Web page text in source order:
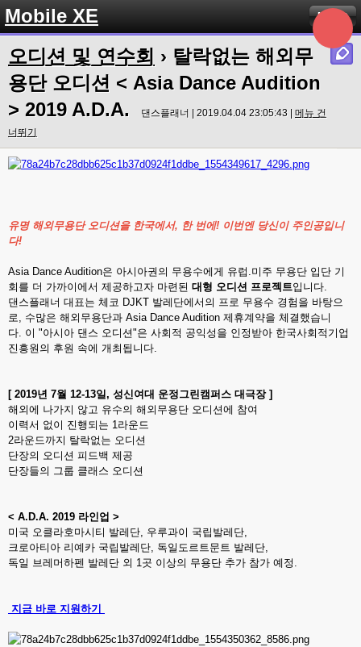
Mobile XE Menu
오디션 및 연수회 › 탈락없는 해외무
용단 오디션 < Asia Dance Audition
> 2019 A.D.A.
댄스플래너 | 2019.04.04 23:05:43 | 메뉴 건
너뛰기
유명 해외무용단 오디션을 한국에서, 한 번에! 이번엔 당신이 주인공입니
다!
Asia Dance Audition은 아시아권의 무용수에게 유럽.미주 무용단 입단 기
회를 더 가까이에서 제공하고자 마련된 대형 오디션 프로젝트입니다.
댄스플래너 대표는 체코 DJKT 발레단에서의 프로 무용수 경험을 바탕으
로, 수많은 해외무용단과 Asia Dance Audition 제휴계약을 체결했습니
다. 이 "아시아 댄스 오디션"은 사회적 공익성을 인정받아 한국사회적기업
진흥원의 후원 속에 개최됩니다.
[ 2019년 7월 12-13일, 성신여대 운정그린캠퍼스 대극장 ]
해외에 나가지 않고 유수의 해외무용단 오디션에 참여
이력서 없이 진행되는 1라운드
2라운드까지 탈락없는 오디션
단장의 오디션 피드백 제공
단장들의 그룹 클래스 오디션
< A.D.A. 2019 라인업 >
미국 오클라호마시티 발레단, 우루과이 국립발레단,
크로아티아 리예카 국립발레단, 독일도르트문트 발레단,
독일 브레머하펜 발레단 외 1곳 이상의 무용단 추가 참가 예정.
지금 바로 지원하기